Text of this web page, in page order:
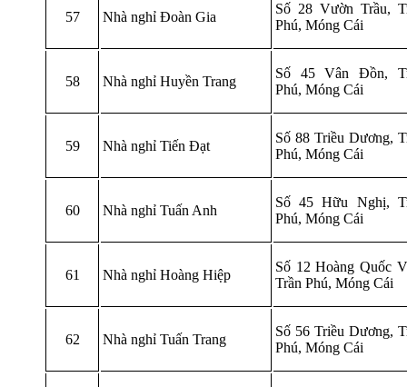
57 Nhà nghỉ Đoàn Gia
Số 28 Vườn Trầu,
Phú, Móng Cái
58 Nhà nghỉ Huyền Trang
Số 45 Vân Đồn,
Phú, Móng Cái
59 Nhà nghỉ Tiến Đạt
Số 88 Triều Dương,
Phú, Móng Cái
60 Nhà nghỉ Tuấn Anh
Số 45 Hữu Nghị,
Phú, Móng Cái
61 Nhà nghỉ Hoàng Hiệp
Số 12 Hoàng Quốc
Trần Phú, Móng Cái
62 Nhà nghỉ Tuấn Trang
Số 56 Triều Dương,
Phú, Móng Cái